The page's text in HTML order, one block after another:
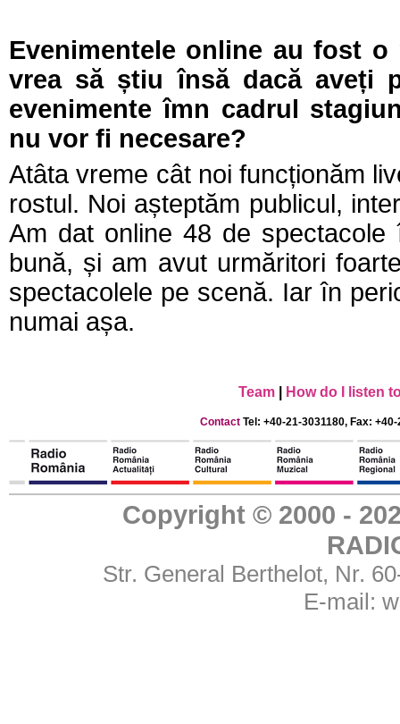
Evenimentele online au fost
vrea să știu însă dacă aveți
evenimente îmn cadrul
nu vor fi necesare?
Atâta vreme cât noi funcționăm
rostul. Noi așteptăm publicul,
Am dat online 48 de
bună, și am avut urmăritori
spectacolele pe scenă. Iar în
numai așa.
Team How do I listen
Contact Tel: +40-21-3031180, Fax:
Copyright © 2000 -
Str. General Berthelot, Nr.
E-mail: